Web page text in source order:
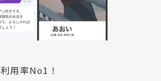
利用率No1！